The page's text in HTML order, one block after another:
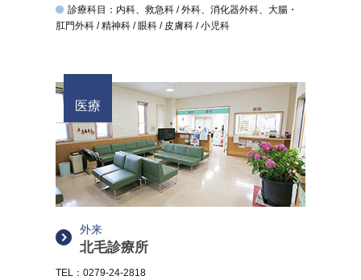
診療科目：内科、救急科 / 外科、消化器外科、大腸・
肛門外科 / 精神科 / 眼科 / 皮膚科 / 小児科
医療
外来
北毛診療所
TEL：0279-24-2818